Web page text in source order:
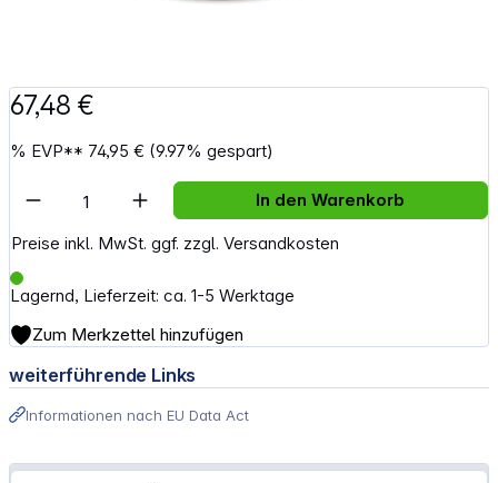
67,48 €
% EVP** 74,95 € (9.97% gespart)
Preise inkl. MwSt. ggf. zzgl. Versandkosten
Lagernd, Lieferzeit: ca. 1-5 Werktage
Artikel Anzahl: Gib den gewünschten
In den Warenkorb
Zum Merkzettel hinzufügen
weiterführende Links
Informationen nach EU Data Act